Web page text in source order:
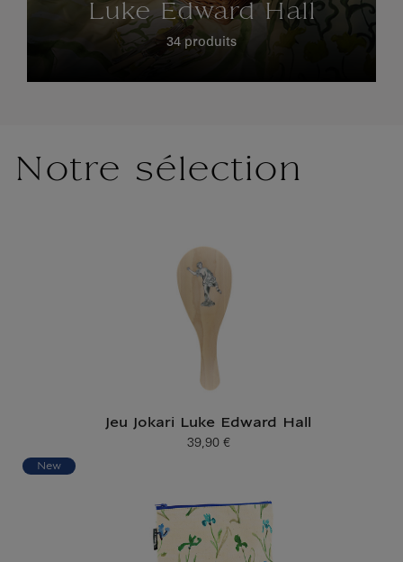
Notre sélection
Jeu Jokari Luke Edward Hall
Prix ​​actuel
39,90 €
New
Luke Edward Hall
34 produits